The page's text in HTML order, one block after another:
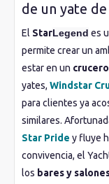
de un yate
El StarLegend es
permite crear un
estar en un crucero
yates, Windstar
para clientes ya
similares.
Star Pride y fluye
convivencia, el
los bares y